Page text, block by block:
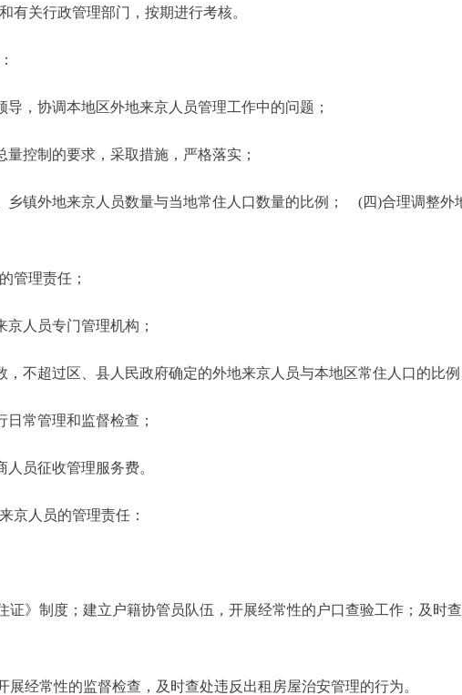
有关行政管理部门，按期进行考核。
协调本地区外地来京人员管理工作中的问题；
控制的要求，采取措施，严格落实；
镇外地来京人员数量与当地常住人口数量的比例； (四)合理调整外
管理责任；
人员专门管理机构；
超过区、县人民政府确定的外地来京人员与本地区常住人口的比例
常管理和监督检查；
员征收管理服务费。
人员的管理责任：
》制度；建立户籍协管员队伍，开展经常性的户口查验工作；及时
常性的监督检查，及时查处违反出租房屋治安管理的行为。